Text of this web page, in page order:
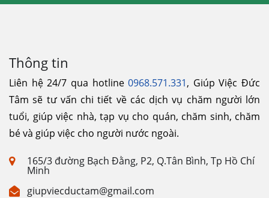
Thông tin
Liên hệ 24/7 qua hotline0968.571.331, Giúp Việc Đức
Tâm sẽ tư vấn chi tiết về các dịch vụ chăm người lớn
tuổi, giúp việc nhà, tạp vụ cho quán, chăm sinh, chăm
bé và giúp việc cho người nước ngoài.
165/3 đường Bạch Đằng, P2, Q.Tân Bình, Tp Hồ Chí
Minh
giupviecductam@gmail.com